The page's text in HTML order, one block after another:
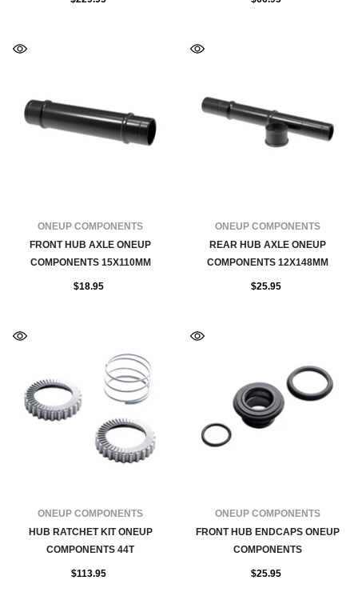
FOURNISSEUR:
ONEUP COMPONENTS
FRONT HUB AXLE ONEUP
COMPONENTS 15X110MM
$18.95
FOURNISSEUR:
ONEUP COMPONENTS
REAR HUB AXLE ONEUP
COMPONENTS 12X148MM
$25.95
FOURNISSEUR:
ONEUP COMPONENTS
HUB RATCHET KIT ONEUP
COMPONENTS 44T
$113.95
FOURNISSEUR:
ONEUP COMPONENTS
FRONT HUB ENDCAPS ONEUP
COMPONENTS
$25.95